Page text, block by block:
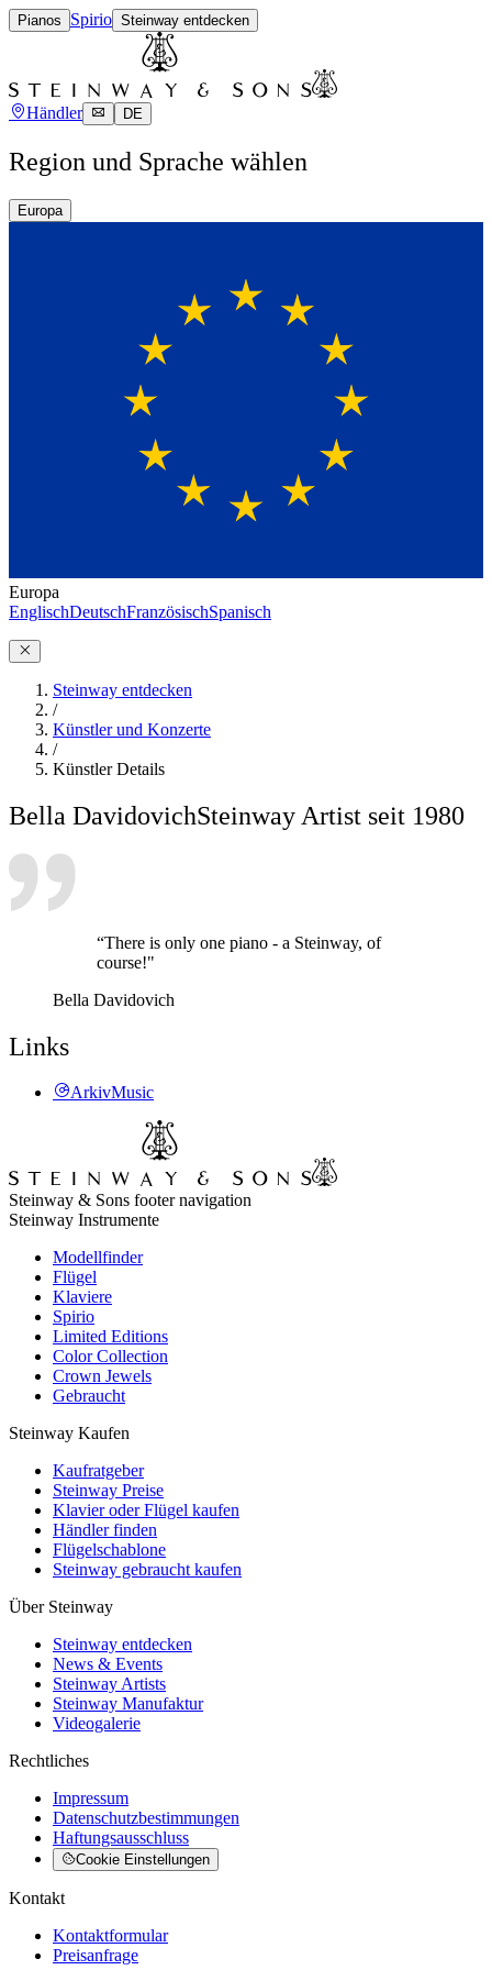
Pianos Spirio Steinway entdecken
Händler DE
Region und Sprache wählen
Europa
Europa
EnglischDeutschFranzösischSpanisch
Steinway entdecken
/
Künstler und Konzerte
/
Künstler Details
Bella DavidovichSteinway Artist seit 1980
“There is only one piano - a Steinway, of
course!"
Bella Davidovich
Links
ArkivMusic
Steinway & Sons footer navigation
Steinway Instrumente
Modellfinder
Flügel
Klaviere
Spirio
Limited Editions
Color Collection
Crown Jewels
Gebraucht
Steinway Kaufen
Kaufratgeber
Steinway Preise
Klavier oder Flügel kaufen
Händler finden
Flügelschablone
Steinway gebraucht kaufen
Über Steinway
Steinway entdecken
News & Events
Steinway Artists
Steinway Manufaktur
Videogalerie
Rechtliches
Impressum
Datenschutzbestimmungen
Haftungsausschluss
Cookie Einstellungen
Kontakt
Kontaktformular
Preisanfrage